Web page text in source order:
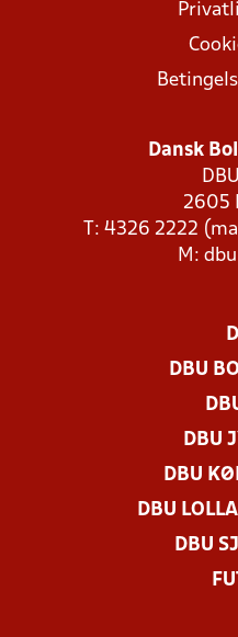
Dansk
2605
T: 4326 2222
M:
DBU
DBU
DBU
DBU
DBU